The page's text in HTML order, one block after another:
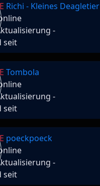
Richi - Kleines Deagletier
-
seit
Tombola
-
seit
poeckpoeck
-
seit